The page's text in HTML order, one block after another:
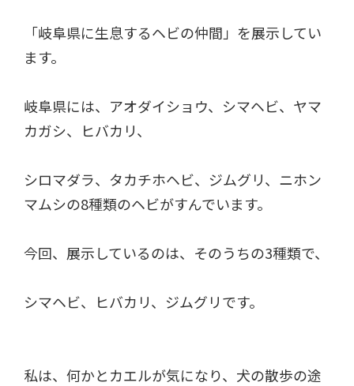
「岐阜県に生息するヘビの仲間」を展示してい
ます。
岐阜県には、アオダイショウ、シマヘビ、ヤマ
カガシ、ヒバカリ、
シロマダラ、タカチホヘビ、ジムグリ、ニホン
マムシの8種類のヘビがすんでいます。
今回、展示しているのは、そのうちの3種類で、
シマヘビ、ヒバカリ、ジムグリです。
私は、何かとカエルが気になり、犬の散歩の途